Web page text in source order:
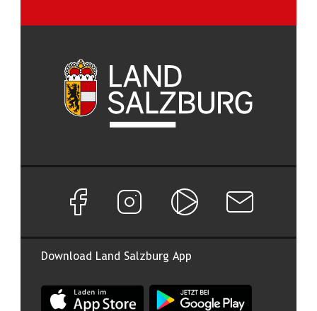
Download Land Salzburg App
App Land Salzburg im Apple App Store
App Land Salzburg im
Facebook Seite von Land Salzburg
Instagram Seite von Land Salzburg
Salzburg ONNewsletter